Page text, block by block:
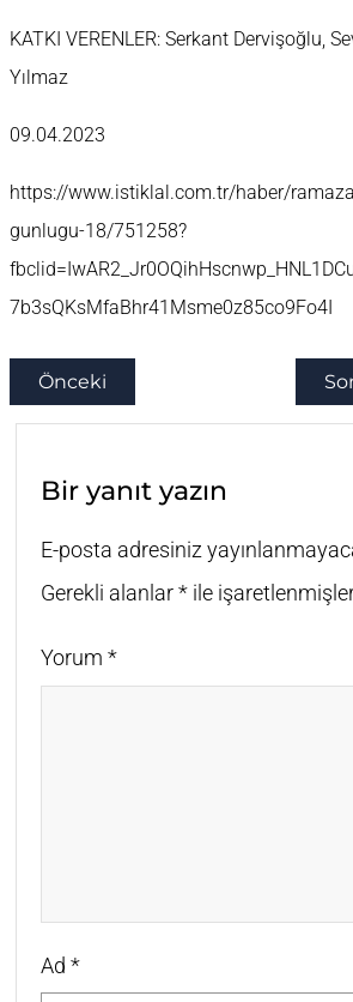
KATKI VERENLER: Serkant Dervişoğlu,
Yılmaz
09.04.2023
https://www.istiklal.com.tr/haber/
gunlugu-18/751258?
7b3sQKsMfaBhr41Msme0z85co9Fo4I
Önceki
Bir yanıt yazın
E-posta adresiniz
Gerekli alanlar* ile
Yorum *
Ad *